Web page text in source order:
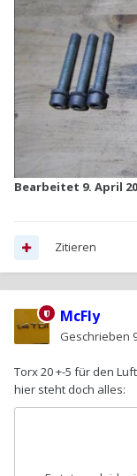
Bearbeitet 9. April
Zitieren
McFly
Geschrieben
Torx 20 +-5 für den
hier steht doch alles: